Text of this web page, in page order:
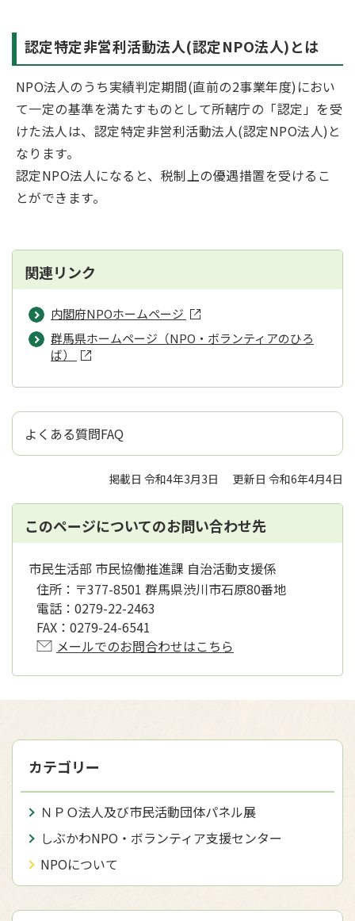
認定特定非営利活動法人(認定NPO法人)とは
NPO法人のうち実績判定期間(直前の2事業年度)におい
て一定の基準を満たすものとして所轄庁の「認定」を受
けた法人は、認定特定非営利活動法人(認定NPO法人)と
なります。
認定NPO法人になると、税制上の優遇措置を受けるこ
とができます。
関連リンク
内閣府NPOホームページ
群馬県ホームページ（NPO・ボランティアのひろ
ば）
よくある質問FAQ
掲載日 令和4年3月3日 更新日 令和6年4月4日
このページについてのお問い合わせ先
市民生活部 市民協働推進課 自治活動支援係
住所： 〒377-8501 群馬県渋川市石原80番地
電話： 0279-22-2463
FAX： 0279-24-6541
メールでのお問合わせはこちら
カテゴリー
ＮＰＯ法人及び市民活動団体パネル展
しぶかわNPO・ボランティア支援センター
NPOについて